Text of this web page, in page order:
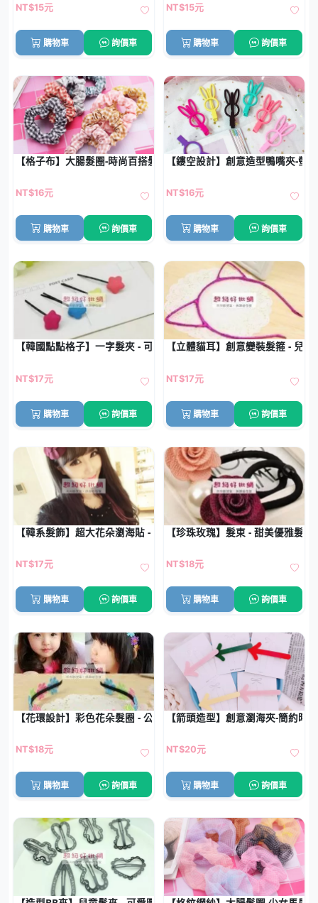
NT$15元
購物車 詢價車
NT$15元
購物車 詢價車
【格子布】大腸髮圈-時尚百搭髮束
NT$16元
購物車 詢價車
【鏤空設計】創意造型鴨嘴夾-螢
NT$16元
購物車 詢價車
【韓國點點格子】一字髮夾 - 可愛星星夾 (4入)
NT$17元
購物車 詢價車
【立體貓耳】創意變裝髮箍 - 兒
NT$17元
購物車 詢價車
【韓系髮飾】超大花朵瀏海貼 - 魔法氈瀏海固定神器
NT$17元
購物車 詢價車
【珍珠玫瑰】髮束 - 甜美優雅髮飾
NT$18元
購物車 詢價車
【花環設計】彩色花朵髮圈 - 公主風頭箍
NT$18元
購物車 詢價車
【箭頭造型】創意瀏海夾-簡約時
NT$20元
購物車 詢價車